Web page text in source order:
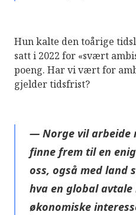
Hun kalte den toårige
satt i 2022 for «svært
poeng. Har vi vært for
gjelder tidsfrist?
— Norge vil arbeide
finne frem til en
oss, også med land
hva en global
økonomiske